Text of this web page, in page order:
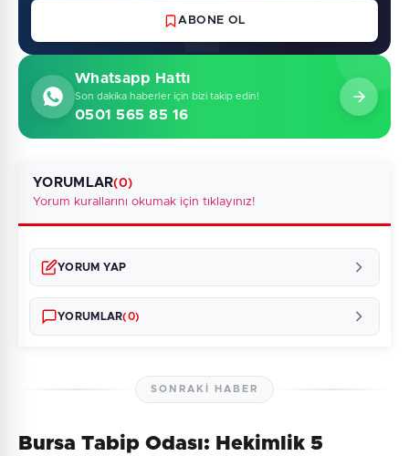
ABONE OL
Whatsapp Hattı
Son dakika haberler için bizi takip edin!
0501 565 85 16
YORUMLAR(0)
Yorum kurallarını okumak için tıklayınız!
YORUM YAP
YORUMLAR(0)
SONRAKI HABER
Bursa Tabip Odası: Hekimlik 5